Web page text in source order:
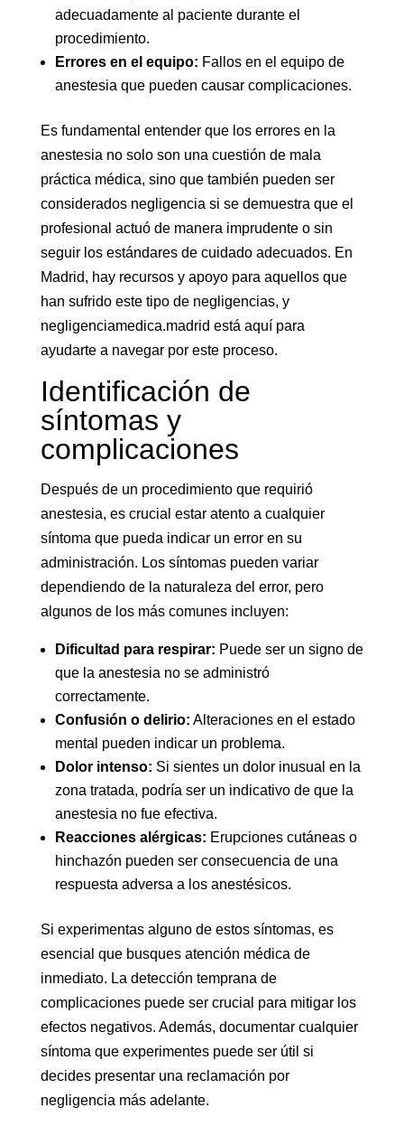
adecuadamente al paciente durante el
procedimiento.
Errores en el equipo: Fallos en el equipo de
anestesia que pueden causar complicaciones.
Es fundamental entender que los errores en la
anestesia no solo son una cuestión de mala
práctica médica, sino que también pueden ser
considerados negligencia si se demuestra que el
profesional actuó de manera imprudente o sin
seguir los estándares de cuidado adecuados. En
Madrid, hay recursos y apoyo para aquellos que
han sufrido este tipo de negligencias, y
negligenciamedica.madrid está aquí para
ayudarte a navegar por este proceso.
Identificación de
síntomas y
complicaciones
Después de un procedimiento que requirió
anestesia, es crucial estar atento a cualquier
síntoma que pueda indicar un error en su
administración. Los síntomas pueden variar
dependiendo de la naturaleza del error, pero
algunos de los más comunes incluyen:
Dificultad para respirar: Puede ser un signo de
que la anestesia no se administró
correctamente.
Confusión o delirio: Alteraciones en el estado
mental pueden indicar un problema.
Dolor intenso: Si sientes un dolor inusual en la
zona tratada, podría ser un indicativo de que la
anestesia no fue efectiva.
Reacciones alérgicas: Erupciones cutáneas o
hinchazón pueden ser consecuencia de una
respuesta adversa a los anestésicos.
Si experimentas alguno de estos síntomas, es
esencial que busques atención médica de
inmediato. La detección temprana de
complicaciones puede ser crucial para mitigar los
efectos negativos. Además, documentar cualquier
síntoma que experimentes puede ser útil si
decides presentar una reclamación por
negligencia más adelante.